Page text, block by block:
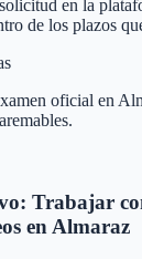
en la
de los plazos
oficial en
Trabajar
en Almaraz